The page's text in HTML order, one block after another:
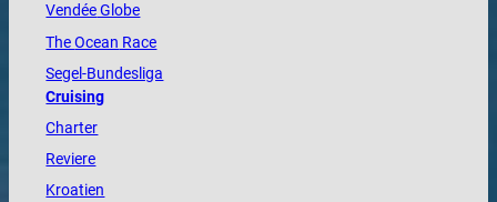
VendéeGlobe
TheOcean Race
Segel-Bundesliga
Cruising
Charter
Reviere
Kroatien